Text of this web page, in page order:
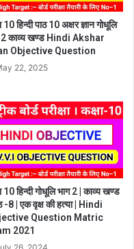
10 हिन्दी पाठ 10 अक्षर ज्ञान गोधूलि
2 काव्य खण्ड Hindi Akshar
Objective Question
22, 2025
10 हिन्दी गोधूलि भाग 2 | काव्य खण्ड
-8 | एक वृक्ष की हत्या | Hindi
Question Matric
2021